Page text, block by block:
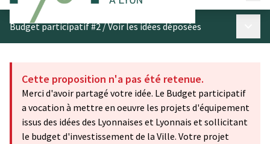
Budget participatif #2/Voir les idées déposées
Cette proposition n'a pas été retenue.
Merci d'avoir partagé votre idée. Le Budget participatif
a vocation à mettre en oeuvre les projets d'équipement
issus des idées des Lyonnaises et Lyonnais et sollicitant
le budget d'investissement de la Ville. Votre projet